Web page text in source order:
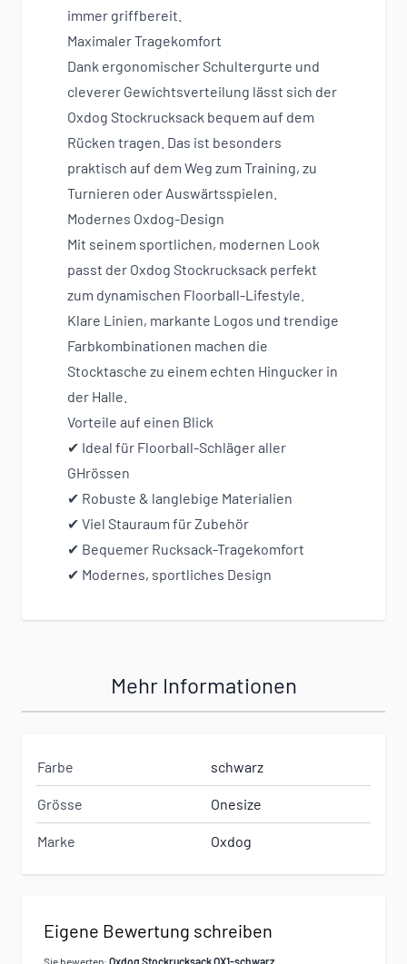
immer griffbereit.
Maximaler Tragekomfort
Dank ergonomischer Schultergurte und
cleverer Gewichtsverteilung lässt sich der
Oxdog Stockrucksack bequem auf dem
Rücken tragen. Das ist besonders
praktisch auf dem Weg zum Training, zu
Turnieren oder Auswärtsspielen.
Modernes Oxdog-Design
Mit seinem sportlichen, modernen Look
passt der Oxdog Stockrucksack perfekt
zum dynamischen Floorball-Lifestyle.
Klare Linien, markante Logos und trendige
Farbkombinationen machen die
Stocktasche zu einem echten Hingucker in
der Halle.
Vorteile auf einen Blick
✔ Ideal für Floorball-Schläger aller
GHrössen
✔ Robuste & langlebige Materialien
✔ Viel Stauraum für Zubehör
✔ Bequemer Rucksack-Tragekomfort
✔ Modernes, sportliches Design
Mehr Informationen
Farbe schwarz
Grösse Onesize
Marke Oxdog
Eigene Bewertung schreiben
Sie bewerten: Oxdog Stockrucksack OX1-schwarz